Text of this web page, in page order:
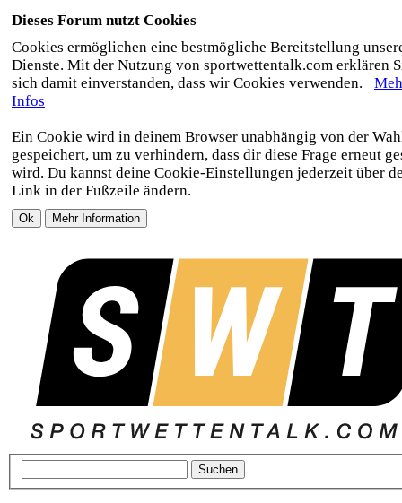
Dieses Forum nutzt Cookies
Cookies ermöglichen eine bestmögliche Bereitstellung
Dienste. Mit der Nutzung von sportwettentalk.com erklären
sich damit einverstanden, dass wir Cookies verwenden.
Infos
Ein Cookie wird in deinem Browser unabhängig von der
gespeichert, um zu verhindern, dass dir diese Frage erneut
wird. Du kannst deine Cookie-Einstellungen jederzeit über
Link in der Fußzeile ändern.